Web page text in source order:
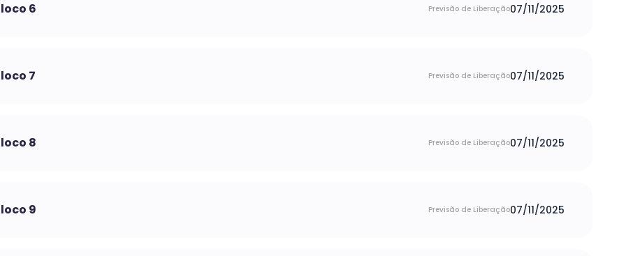
6 Previsão de Liberação07/11/2025
7 Previsão de Liberação07/11/2025
8 Previsão de Liberação07/11/2025
9 Previsão de Liberação07/11/2025